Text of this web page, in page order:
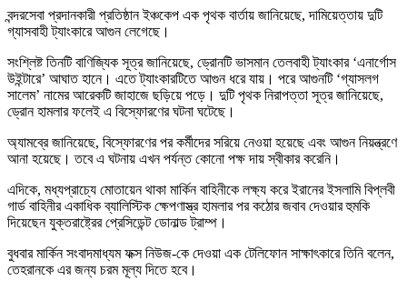
বন্দরসেবা প্রদানকারী প্রতিষ্ঠান ইঞ্চকেপ এক পৃথক বার্তায় জানিয়েছে, দামিয়েত্তায় দুটি
গ্যাসবাহী ট্যাংকারে আগুন লেগেছে।
সংশ্লিষ্ট তিনটি বাণিজ্যিক সূত্র জানিয়েছে, ড্রোনটি ভাসমান তেলবাহী ট্যাংকার ‘এনার্গোস
উইন্টারে’ আঘাত হানে। এতে ট্যাংকারটিতে আগুন ধরে যায়। পরে আগুনটি ‘গ্যাসলগ
সালেম’ নামের আরেকটি জাহাজে ছড়িয়ে পড়ে। দুটি পৃথক নিরাপত্তা সূত্র জানিয়েছে,
ড্রোন হামলার ফলেই এ বিস্ফোরণের ঘটনা ঘটেছে।
অ্যামব্রে জানিয়েছে, বিস্ফোরণের পর কর্মীদের সরিয়ে নেওয়া হয়েছে এবং আগুন নিয়ন্ত্রণে
আনা হয়েছে। তবে এ ঘটনায় এখন পর্যন্ত কোনো পক্ষ দায় স্বীকার করেনি।
এদিকে, মধ্যপ্রাচ্যে মোতায়েন থাকা মার্কিন বাহিনীকে লক্ষ্য করে ইরানের ইসলামি বিপ্লবী
গার্ড বাহিনীর একাধিক ব্যালিস্টিক ক্ষেপণাস্ত্র হামলার পর কঠোর জবাব দেওয়ার হুমকি
দিয়েছেন যুক্তরাষ্ট্রের প্রেসিডেন্ট ডোনাল্ড ট্রাম্প।
বুধবার মার্কিন সংবাদমাধ্যম ফক্স নিউজ-কে দেওয়া এক টেলিফোন সাক্ষাৎকারে তিনি বলেন,
তেহরানকে এর জন্য চরম মূল্য দিতে হবে।